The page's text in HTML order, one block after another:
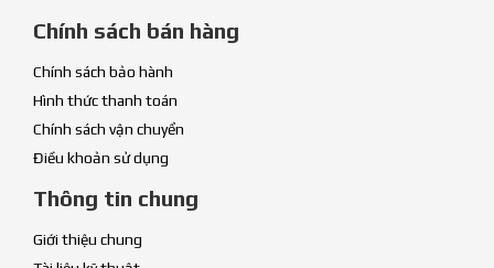
Chính sách bán hàng
Chính sách bảo hành
Hình thức thanh toán
Chính sách vận chuyển
Điều khoản sử dụng
Thông tin chung
Giới thiệu chung